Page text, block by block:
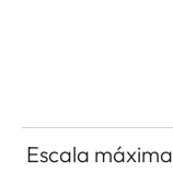
Escala máxima